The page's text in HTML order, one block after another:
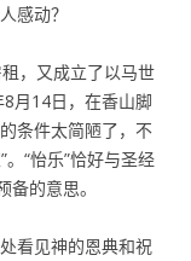
感动？
，又成立了以马世
月14日，在香山脚
条件太简陋了，不
“怡乐”恰好与圣经
的意思。
看见神的恩典和祝